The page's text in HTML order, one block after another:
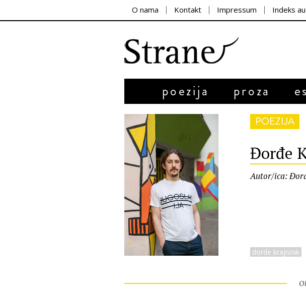
O nama Kontakt Impressum Indeks
poezija proza
POEZIJA
Đorđe
Autor/ica:
dorde krajisnik